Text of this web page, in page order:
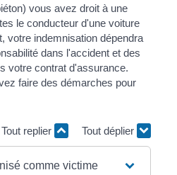
vous avez droit à une
le conducteur d'une voiture
votre indemnisation dépendra
dans l'accident et des
votre contrat d'assurance.
faire des démarches pour
Tout replier Tout déplier
comme victime